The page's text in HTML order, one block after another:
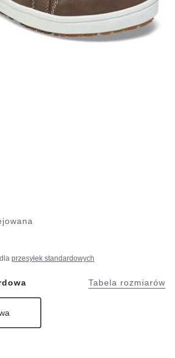
przesyłek standardowych
Tabela rozmiarów